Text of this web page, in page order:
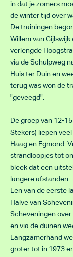
in dat je zomers
de winter tijd over
De trainingen
Willem van
verlengde
via de Schulpweg
Huis ter Duin en
terug was won de
"geveegd".
De groep van 12-
Stekers) liepen
Haag en Egmond.
strandloopjes tot
bleek dat een
langere afstanden.
Een van de eerste
Halve van
Scheveningen
en via de duinen
Langzamerhand
groter tot in 1973